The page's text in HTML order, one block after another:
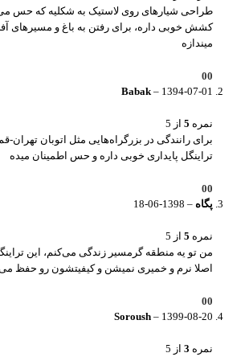
طراحی شیارهای روی لاستیک به شکلیه که حس
کشش خوبی داره، برای رفتن به باغ و مسیرهای
میندازه
0
0
Babak – 1394-07-01
نمره 5 از 5
برای رانندگی در بزرگراه‌هایی مثل اتوبان
تراینگل پایداری خوبی داره و حس اطمینان میده
0
0
پگاه –
1398-06-18
نمره 5 از 5
من تو یه منطقه گرمسیر زندگی می‌کنم، این
اصلا نرم و خمیری نمیشن و کیفیتشون رو حفظ
0
0
Soroush – 1399-08-20
نمره 3 از 5